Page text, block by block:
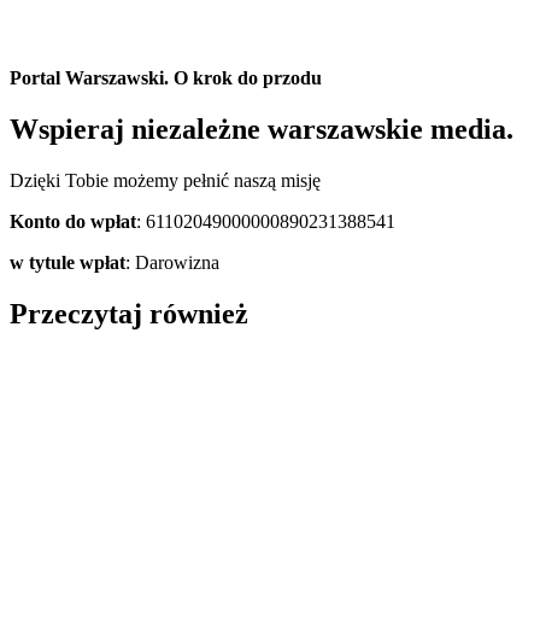
Portal Warszawski. O krok do przodu
Wspieraj niezależne warszawskie media.
Dzięki Tobie możemy pełnić naszą misję
Konto do wpłat: 61102049000000890231388541
w tytule wpłat: Darowizna
Przeczytaj również